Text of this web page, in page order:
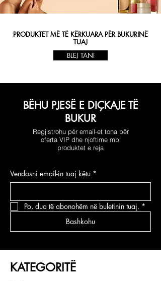
PRODUKTET MË TË KËRKUARA PËR BUKURINË
TUAJ
BLEJ TANI
BËHU PJESË E DIÇKAJE TË
BUKUR
Regjistrohu për email-et tona për
oferta VIP dhe njoftime mbi
produktet e reja
Vendosni email-in tuaj këtu *
Po, dua të abonohëm në buletinin tuaj. *
Bashkohu
KATEGORITË